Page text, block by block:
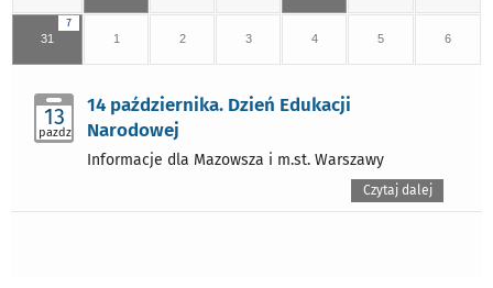
7
31 1 2 3 4 5 6
13
pazdz
14 października. Dzień Edukacji
Narodowej
Informacje dla Mazowsza i m.st. Warszawy
Czytaj dalej